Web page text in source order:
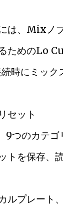
は、Mixノ
ためのLo
時にミック
セット
つのカテゴ
トを保存、
ルプレート